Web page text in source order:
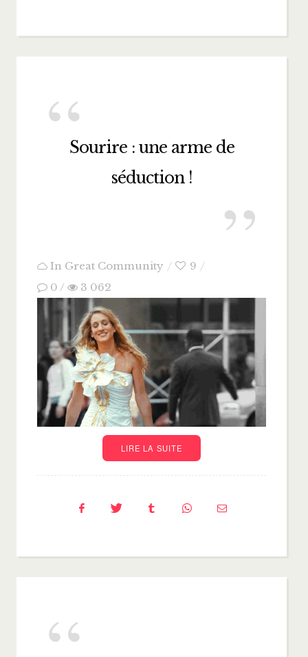
Sourire : une arme de
séduction !
In Great Community
9
0 / 3 062
LIRE LA SUITE